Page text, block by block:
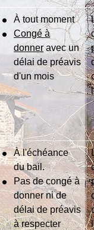
À tout moment
Congé à
donneravec un
délai de préavis
d'un mois
À l'échéance
du bail.
Pas de congé à
donner ni de
délai de préavis
à respecter